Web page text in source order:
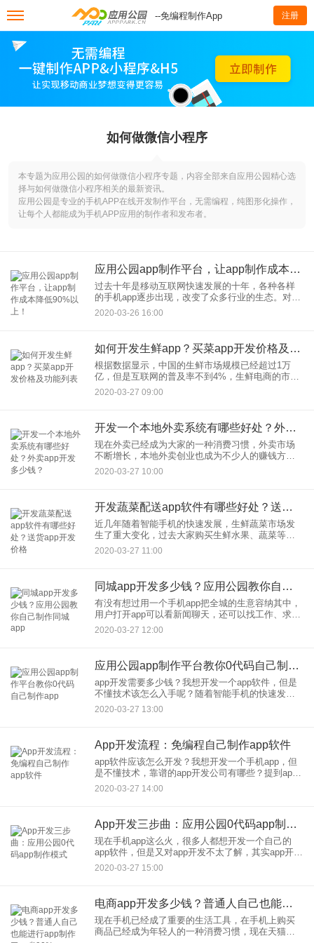
--免编程制作App 注册
如何做微信小程序
本专题为应用公园的如何做微信小程序专题，内容全部来自应用公园精心选
择与如何做微信小程序相关的最新资讯。
应用公园是专业的手机APP在线开发制作平台，无需编程，纯图形化操作，
让每个人都能成为手机APP应用的制作者和发布者。
应用公园app制作平台，让app制作成本降低90%以上！
过去十年是移动互联网快速发展的十年，各种各样
的手机app逐步出现，改变了众多行业的生态。对企
业营销集团的赚钱来说，手机app都是必须争夺的重
点，但是要想开发一个手机app却并不容易。为数不
2020-03-26 16:00
如何开发生鲜app？买菜app开发价格及功能列表
根据数据显示，中国的生鲜市场规模已经超过1万
亿，但是互联网的普及率不到4%，生鲜电商的市场
潜力非常巨大。在新零售风潮的快速带动下，阿
里、腾讯、京东、苏宁等互联网企业纷纷杀入生鲜
2020-03-27 09:00
开发一个本地外卖系统有哪些好处？外卖app开发多少钱？
现在外卖已经成为大家的一种消费习惯，外卖市场
不断增长，本地外卖创业也成为不少人的赚钱方
式。对于商家来说，线上业务的快速增长，让他们
不得不上线自己的外卖系统。开发一个本地外卖系
2020-03-27 10:00
开发蔬菜配送app软件有哪些好处？送货app开发价格
近几年随着智能手机的快速发展，生鲜蔬菜市场发
生了重大变化，过去大家购买生鲜水果、蔬菜等产
品都是通过超市便利店或者菜市场，而现在越来越
多的人选择在蔬菜配送app上下单之后由配送员送货
2020-03-27 11:00
同城app开发多少钱？应用公园教你自己制作同城app
有没有想过用一个手机app把全城的生意容纳其中，
用户打开app可以看新闻聊天，还可以找工作、求
职、出售二手物品、购买餐饮美食、生鲜水果等
等，这就是同城app。同城app就是把本地人生活的
2020-03-27 12:00
应用公园app制作平台教你0代码自己制作app
app开发需要多少钱？我想开发一个app软件，但是
不懂技术该怎么入手呢？随着智能手机的快速发
展，各种各样的手机app不断出现，让大家的生活更
加方便快捷。同样，手机app的开发技术也在不断进
2020-03-27 13:00
App开发流程：免编程自己制作app软件
app软件应该怎么开发？我想开发一个手机app，但
是不懂技术，靠谱的app开发公司有哪些？提到app
开发，很多人为数不多想法就是找专业的app开发公
司。现在市场上有众多大大小小的app软件开发公
2020-03-27 14:00
App开发三步曲：应用公园0代码app制作模式
现在手机app这么火，很多人都想开发一个自己的
app软件，但是又对app开发不太了解，其实app开发
并不简单，可以分为三个流程，下面分别为大家进
行介绍。1、功能需求阶段（1）、功能需求探讨：
2020-03-27 15:00
电商app开发多少钱？普通人自己也能进行app制作了，省90%
现在手机已经成了重要的生活工具，在手机上购买
商品已经成为年轻人的一种消费习惯，现在天猫双